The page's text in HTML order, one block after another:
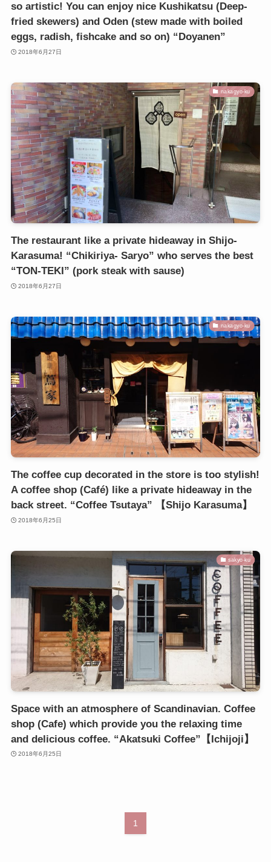
so artistic! You can enjoy nice Kushikatsu (Deep-
fried skewers) and Oden (stew made with boiled
eggs, radish, fishcake and so on) “Doyanen”
2018年6月27日
nakagyo-ku
The restaurant like a private hideaway in Shijo-
Karasuma! “Chikiriya- Saryo” who serves the best
“TON-TEKI” (pork steak with sause)
2018年6月27日
nakagyo-ku
The coffee cup decorated in the store is too stylish!
A coffee shop (Café) like a private hideaway in the
back street. “Coffee Tsutaya” 【Shijo Karasuma】
2018年6月25日
sakyo-ku
Space with an atmosphere of Scandinavian. Coffee
shop (Cafe) which provide you the relaxing time
and delicious coffee. “Akatsuki Coffee”【Ichijoji】
2018年6月25日
1